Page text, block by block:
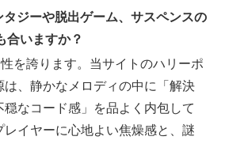
ジーや脱出ゲーム、サスペンスの
合いますか？
を誇ります。当サイトのハリーポ
は、静かなメロディの中に「解決
穏なコード感」を品よく内包して
レイヤーに心地よい焦燥感と、謎